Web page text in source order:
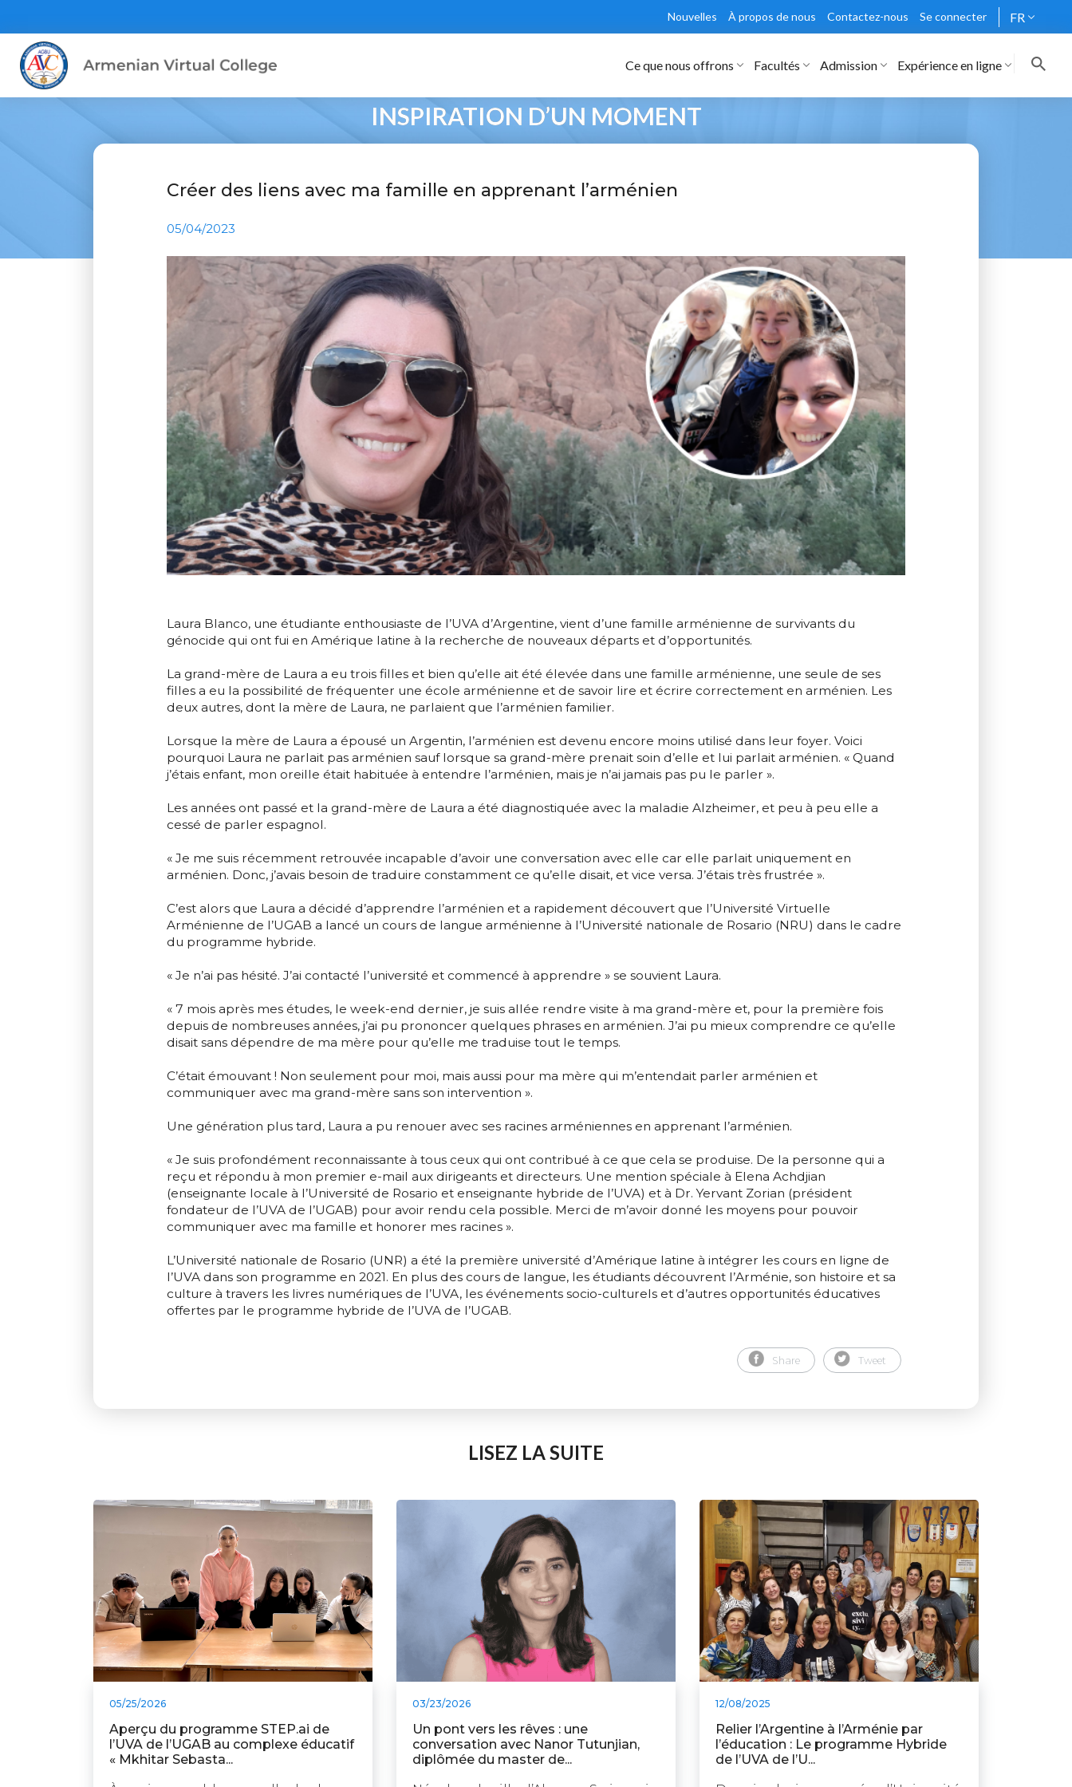
Nouvelles À propos de nous Contactez-nous Se connecter FR
Ce que nous offrons Facultés Admission Expérience en ligne
INSPIRATION D’UN MOMENT
Créer des liens avec ma famille en apprenant l’arménien
05/04/2023
Laura Blanco, une étudiante enthousiaste de l’UVA d’Argentine, vient d’une famille arménienne de survivants du
génocide qui ont fui en Amérique latine à la recherche de nouveaux départs et d’opportunités.
La grand-mère de Laura a eu trois filles et bien qu’elle ait été élevée dans une famille arménienne, une seule de ses
filles a eu la possibilité de fréquenter une école arménienne et de savoir lire et écrire correctement en arménien. Les
deux autres, dont la mère de Laura, ne parlaient que l’arménien familier.
Lorsque la mère de Laura a épousé un Argentin, l’arménien est devenu encore moins utilisé dans leur foyer. Voici
pourquoi Laura ne parlait pas arménien sauf lorsque sa grand-mère prenait soin d’elle et lui parlait arménien. « Quand
j’étais enfant, mon oreille était habituée à entendre l’arménien, mais je n’ai jamais pas pu le parler ».
Les années ont passé et la grand-mère de Laura a été diagnostiquée avec la maladie Alzheimer, et peu à peu elle a
cessé de parler espagnol.
« Je me suis récemment retrouvée incapable d’avoir une conversation avec elle car elle parlait uniquement en
arménien. Donc, j’avais besoin de traduire constamment ce qu’elle disait, et vice versa. J’étais très frustrée ».
C’est alors que Laura a décidé d’apprendre l’arménien et a rapidement découvert que l’Université Virtuelle
Arménienne de l’UGAB a lancé un cours de langue arménienne à l’Université nationale de Rosario (NRU) dans le cadre
du programme hybride.
« Je n’ai pas hésité. J’ai contacté l’université et commencé à apprendre » se souvient Laura.
« 7 mois après mes études, le week-end dernier, je suis allée rendre visite à ma grand-mère et, pour la première fois
depuis de nombreuses années, j’ai pu prononcer quelques phrases en arménien. J’ai pu mieux comprendre ce qu’elle
disait sans dépendre de ma mère pour qu’elle me traduise tout le temps.
C’était émouvant ! Non seulement pour moi, mais aussi pour ma mère qui m’entendait parler arménien et
communiquer avec ma grand-mère sans son intervention ».
Une génération plus tard, Laura a pu renouer avec ses racines arméniennes en apprenant l’arménien.
« Je suis profondément reconnaissante à tous ceux qui ont contribué à ce que cela se produise. De la personne qui a
reçu et répondu à mon premier e-mail aux dirigeants et directeurs. Une mention spéciale à Elena Achdjian
(enseignante locale à l’Université de Rosario et enseignante hybride de l’UVA) et à Dr. Yervant Zorian (président
fondateur de l’UVA de l’UGAB) pour avoir rendu cela possible. Merci de m’avoir donné les moyens pour pouvoir
communiquer avec ma famille et honorer mes racines ».
L’Université nationale de Rosario (UNR) a été la première université d’Amérique latine à intégrer les cours en ligne de
l’UVA dans son programme en 2021. En plus des cours de langue, les étudiants découvrent l’Arménie, son histoire et sa
culture à travers les livres numériques de l’UVA, les événements socio-culturels et d’autres opportunités éducatives
offertes par le programme hybride de l’UVA de l’UGAB.
Share Tweet
LISEZ LA SUITE
05/25/2026
Aperçu du programme STEP.ai de
l’UVA de l’UGAB au complexe éducatif
« Mkhitar Sebasta...
03/23/2026
Un pont vers les rêves : une
conversation avec Nanor Tutunjian,
diplômée du master de...
12/08/2025
Relier l’Argentine à l’Arménie par
l’éducation : Le programme Hybride
de l’UVA de l’U...